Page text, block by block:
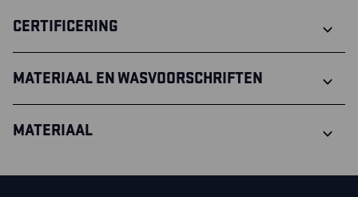
CERTIFICERING
MATERIAAL EN WASVOORSCHRIFTEN
MATERIAAL